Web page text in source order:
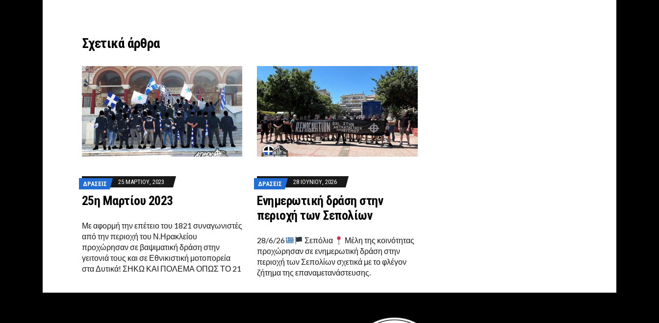
Σχετικά άρθρα
ΔΡΆΣΕΙΣ 25 ΜΑΡΤΊΟΥ, 2023
25η Μαρτίου 2023
Με αφορμή την επέτειο του 1821 συναγωνιστές
από την περιοχή του Ν.Ηρακλείου
προχώρησαν σε βαψιματική δράση στην
γειτονιά τους και σε Εθνικιστική μοτοπορεία
στα Δυτικά! ΣΗΚΩ ΚΑΙ ΠΟΛΕΜΑ ΟΠΩΣ ΤΟ 21
ΔΡΆΣΕΙΣ 28 ΙΟΥΝΊΟΥ, 2026
Eνημερωτική δράση στην
περιοχή των Σεπολίων
28/6/26 Σεπόλια
Μέλη της κοινότητας
προχώρησαν σε ενημερωτική δράση στην
περιοχή των Σεπολίων σχετικά με το φλέγον
ζήτημα της επαναμετανάστευσης.